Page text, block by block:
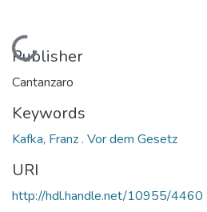
Loading...
Publisher
Cantanzaro
Keywords
Kafka, Franz . Vor dem Gesetz
URI
http://hdl.handle.net/10955/4460